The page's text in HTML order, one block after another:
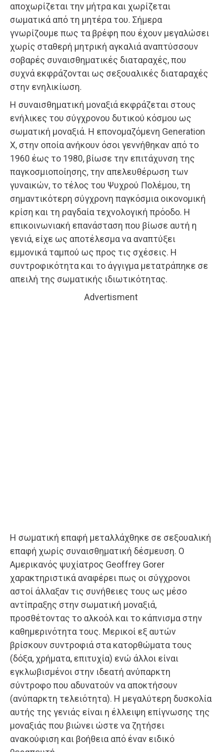
αποχωρίζεται την μήτρα και χωρίζεται
σωματικά από τη μητέρα του. Σήμερα
γνωρίζουμε πως τα βρέφη που έχουν μεγαλώσει
χωρίς σταθερή μητρική αγκαλιά αναπτύσσουν
σοβαρές συναισθηματικές διαταραχές, που
συχνά εκφράζονται ως σεξουαλικές διαταραχές
στην ενηλικίωση.
Η συναισθηματική μοναξιά εκφράζεται στους
ενήλικες του σύγχρονου δυτικού κόσμου ως
σωματική μοναξιά. Η επονομαζόμενη Generation
X, στην οποία ανήκουν όσοι γεννήθηκαν από το
1960 έως το 1980, βίωσε την επιτάχυνση της
παγκοσμιοποίησης, την απελευθέρωση των
γυναικών, το τέλος του Ψυχρού Πολέμου, τη
σημαντικότερη σύγχρονη παγκόσμια οικονομική
κρίση και τη ραγδαία τεχνολογική πρόοδο. Η
επικοινωνιακή επανάσταση που βίωσε αυτή η
γενιά, είχε ως αποτέλεσμα να αναπτύξει
εμμονικά ταμπού ως προς τις σχέσεις. Η
συντροφικότητα και το άγγιγμα μετατράπηκε σε
απειλή της σωματικής ιδιωτικότητας.
Advertisment
Η σωματική επαφή μεταλλάχθηκε σε σεξουαλική
επαφή χωρίς συναισθηματική δέσμευση. Ο
Αμερικανός ψυχίατρος Geoffrey Gorer
χαρακτηριστικά αναφέρει πως οι σύγχρονοι
αστοί άλλαξαν τις συνήθειες τους ως μέσο
αντίπραξης στην σωματική μοναξιά,
προσθέτοντας το αλκοόλ και το κάπνισμα στην
καθημερινότητα τους. Μερικοί εξ αυτών
βρίσκουν συντροφιά στα κατορθώματα τους
(δόξα, χρήματα, επιτυχία) ενώ άλλοι είναι
εγκλωβισμένοι στην ιδεατή ανύπαρκτη
σύντροφο που αδυνατούν να αποκτήσουν
(ανύπαρκτη τελειότητα). Η μεγαλύτερη δυσκολία
αυτής της γενιάς είναι η έλλειψη επίγνωσης της
μοναξιάς που βιώνει ώστε να ζητήσει
ανακούφιση και βοήθεια από έναν ειδικό